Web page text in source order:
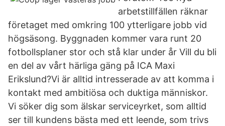
arbetstillfällen räknar
företaget med omkring 100 ytterligare jobb vid
högsäsong. Byggnaden kommer vara runt 20
fotbollsplaner stor och stå klar under år Vill du bli
en del av vårt härliga gäng på ICA Maxi
Erikslund?Vi är alltid intresserade av att komma i
kontakt med ambitiösa och duktiga människor.
Vi söker dig som älskar serviceyrket, som alltid
ser till kundens bästa med ett leende, som trivs